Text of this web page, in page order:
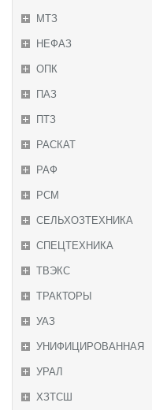
МТЗ
НЕФАЗ
ОПК
ПАЗ
ПТЗ
РАСКАТ
РАФ
РСМ
СЕЛЬХОЗТЕХНИКА
СПЕЦТЕХНИКА
ТВЭКС
ТРАКТОРЫ
УАЗ
УНИФИЦИРОВАННАЯ
УРАЛ
ХЗТСШ